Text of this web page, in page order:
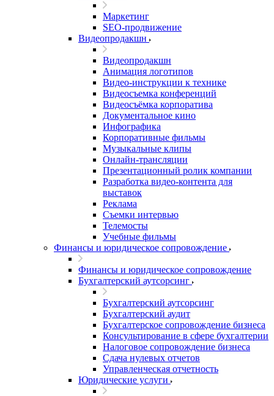
Маркетинг
SEO-продвижение
Видеопродакшн
Видеопродакшн
Анимация логотипов
Видео-инструкции к технике
Видеосъемка конференций
Видеосъёмка корпоратива
Документальное кино
Инфографика
Корпоративные фильмы
Музыкальные клипы
Онлайн-трансляции
Презентационный ролик компании
Разработка видео-контента для
выставок
Реклама
Съемки интервью
Телемосты
Учебные фильмы
Финансы и юридическое сопровождение
Финансы и юридическое сопровождение
Бухгалтерский аутсорсинг
Бухгалтерский аутсорсинг
Бухгалтерский аудит
Бухгалтерское сопровождение бизнеса
Консультирование в сфере бухгалтерии
Налоговое сопровождение бизнеса
Сдача нулевых отчетов
Управленческая отчетность
Юридические услуги